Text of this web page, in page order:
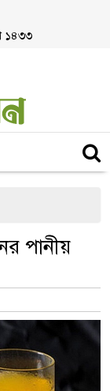
১৪৩৩
পানীয়